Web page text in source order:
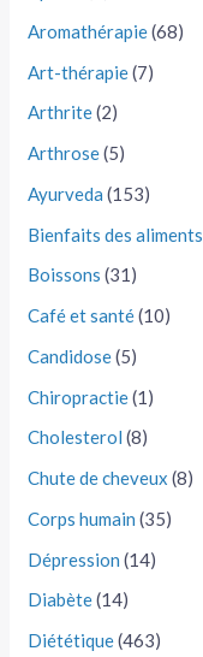
Aromathérapie(68)
Art-thérapie(7)
Arthrite(2)
Arthrose(5)
Ayurveda (153)
Bienfaits des aliments
Boissons (31)
Café et santé(10)
Candidose(5)
Chiropractie(1)
Cholesterol (8)
Chute de cheveux (8)
Corps humain (35)
Dépression (14)
Diabète(14)
Diététique(463)